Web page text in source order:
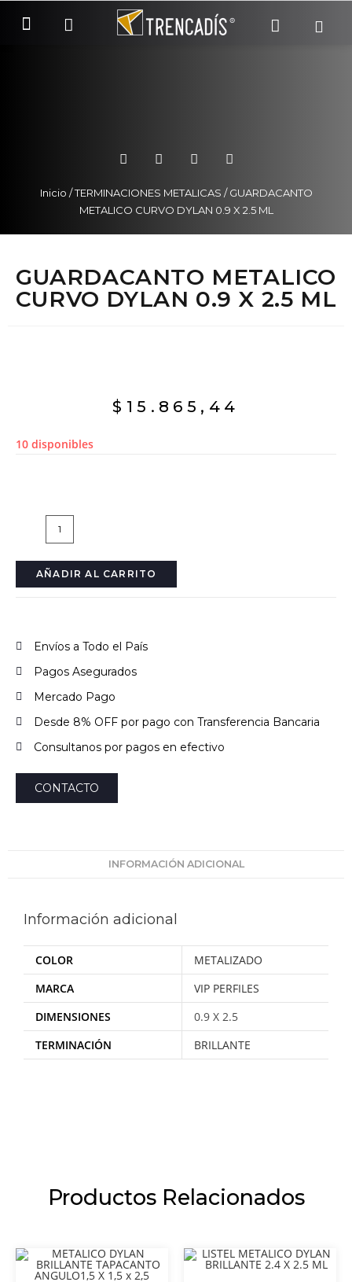
Inicio /TERMINACIONES METALICAS / GUARDACANTO
METALICO CURVO DYLAN 0.9 X 2.5 ML
GUARDACANTO METALICO
CURVO DYLAN 0.9 X 2.5 ML
$ 15.865,44
10 disponibles
AÑADIR AL CARRITO
Envíos a Todo el País
Pagos Asegurados
Mercado Pago
Desde 8% OFF por pago con Transferencia Bancaria
Consultanos por pagos en efectivo
CONTACTO
INFORMACIÓN ADICIONAL
Información adicional
COLOR
METALIZADO
MARCA
VIP PERFILES
DIMENSIONES
0.9 X 2.5
TERMINACIÓN
BRILLANTE
Productos Relacionados